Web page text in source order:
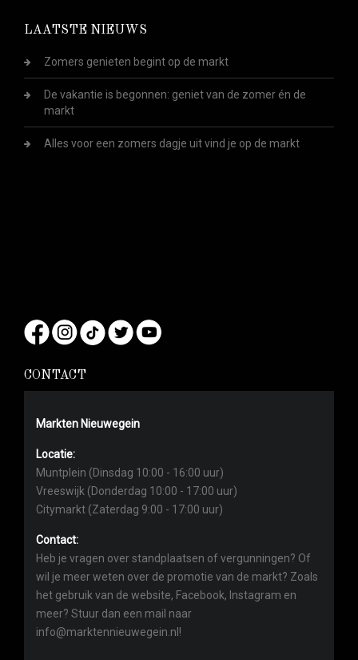
LAATSTE NIEUWS
Zomers genieten begint op de markt
De vakantie is begonnen: geniet van de zomer én de
markt
Alles voor een zomers dagje uit vind je op de markt
CONTACT
Markten Nieuwegein
Locatie:
Muntplein (Dinsdag 10:00 - 16:00 uur)
Vreeswijk (Donderdag 10:00 - 17:00 uur)
Citymarkt (Zaterdag 9:00 - 17:00 uur)
Contact:
Heb je vragen over standplaatsen of vergunningen? Of
wil je meer weten over de promotie van de markt? Zoals
het gebruik van de website, Facebook, Instagram en
meer? Stuur dan een mail naar
info@marktennieuwegein.nl!